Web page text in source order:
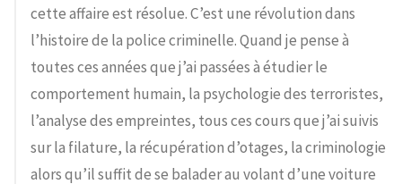
cette affaire est résolue. C’est une révolution dans
l’histoire de la police criminelle. Quand je pense à
toutes ces années que j’ai passées à étudier le
comportement humain, la psychologie des terroristes,
l’analyse des empreintes, tous ces cours que j’ai suivis
sur la filature, la récupération d’otages, la criminologie
alors qu’il suffit de se balader au volant d’une voiture